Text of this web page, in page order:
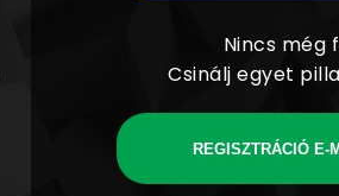
Nincs még
Csinálj egyet
REGISZTRÁCIÓ E-